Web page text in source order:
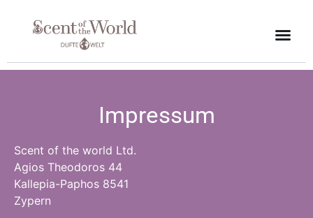
Impressum
Scent of the world Ltd.
Agios Theodoros 44
Kallepia-Paphos 8541
Zypern